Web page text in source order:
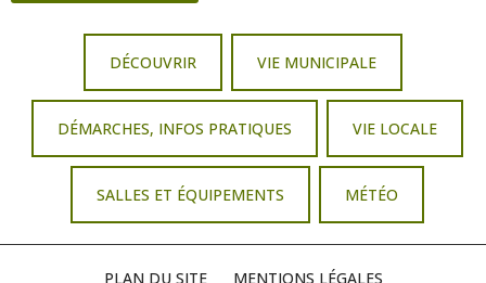
DÉCOUVRIR VIE MUNICIPALE
DÉMARCHES, INFOS PRATIQUES VIE LOCALE
SALLES ET ÉQUIPEMENTS MÉTÉO
PLAN DU SITE MENTIONS LÉGALES